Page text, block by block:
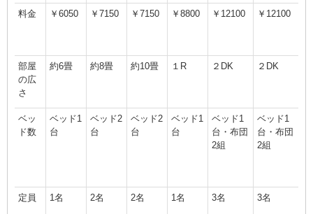
料金 ￥6050 ￥7150 ￥7150 ￥8800 ￥12100 ￥12100
部屋
の広
さ
約6畳 約8畳 約10畳 １R ２DK ２DK
ベッ
ド数
ベッド1
台
ベッド2
台
ベッド2
台
ベッド1
台
ベッド1
台・布団
2組
ベッド1
台・布団
2組
定員 1名 2名 2名 1名 3名 3名